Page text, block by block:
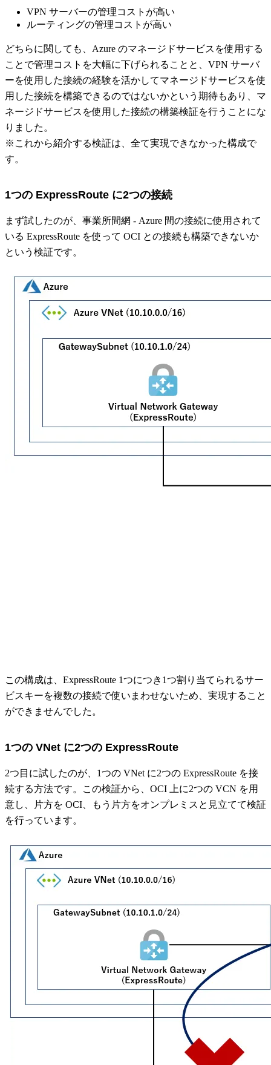
VPN サーバーの管理コストが高い
ルーティングの管理コストが高い
どちらに関しても、Azure のマネージドサービスを使用する
ことで管理コストを大幅に下げられることと、VPN サーバ
ーを使用した接続の経験を活かしてマネージドサービスを使
用した接続を構築できるのではないかという期待もあり、マ
ネージドサービスを使用した接続の構築検証を行うことにな
りました。
※これから紹介する検証は、全て実現できなかった構成で
す。
1つの ExpressRoute に2つの接続
まず試したのが、事業所間網 - Azure 間の接続に使用されて
いる ExpressRoute を使って OCI との接続も構築できないか
という検証です。
この構成は、ExpressRoute 1つにつき1つ割り当てられるサー
ビスキーを複数の接続で使いまわせないため、実現すること
ができませんでした。
1つの VNet に2つの ExpressRoute
2つ目に試したのが、1つの VNet に2つの ExpressRoute を接
続する方法です。この検証から、OCI 上に2つの VCN を用
意し、片方を OCI、もう片方をオンプレミスと見立てて検証
を行っています。